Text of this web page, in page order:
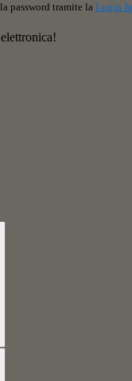
password tramite la Login